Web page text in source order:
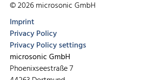
© 2026 microsonic GmbH
Imprint
Privacy Policy
Privacy Policy settings
microsonic GmbH
Phoenixseestraße 7